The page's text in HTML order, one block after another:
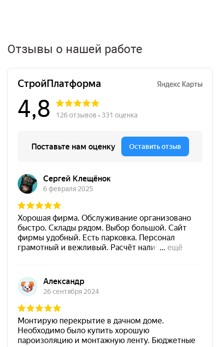
Отзывы о нашей работе